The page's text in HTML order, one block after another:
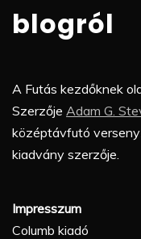
blogról
A Futás kezdőknek
Szerzője Adam G.
középtávfutó
kiadvány szerzője.
Impresszum
Columb kiadó